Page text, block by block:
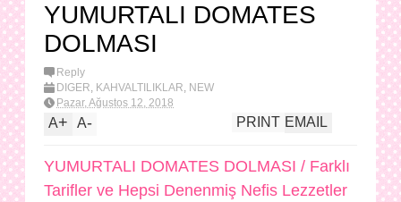
YUMURTALI DOMATES
DOLMASI
Reply
DİĞER, KAHVALTILIKLAR, NEW
Pazar, Ağustos 12, 2018
A+ A- EMAIL
PRINT
YUMURTALI DOMATES DOLMASI / Farklı
Tarifler ve Hepsi Denenmiş Nefis Lezzetler